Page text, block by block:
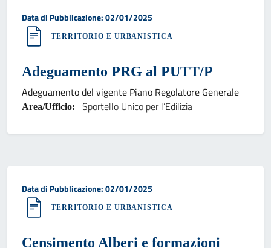
Data di pubblicazione:
Data di Pubblicazione: 02/01/2025
TERRITORIO E URBANISTICA
Adeguamento PRG al PUTT/P
Adeguamento del vigente Piano Regolatore Generale
Area/Ufficio: Sportello Unico per l’Edilizia
Data di pubblicazione:
Data di Pubblicazione: 02/01/2025
TERRITORIO E URBANISTICA
Censimento Alberi e formazioni